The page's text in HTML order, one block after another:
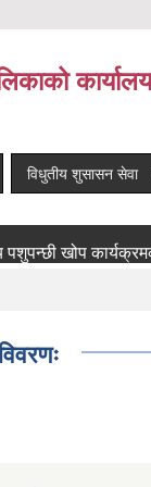
कार्यालय
विधुतीय शुसासन सेवा
खोप कार्यक्रमका